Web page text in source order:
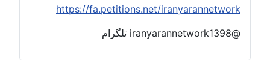
https://fa.petitions.net/iranyarannetwork
@iranyarannetwork1398 تلگرام